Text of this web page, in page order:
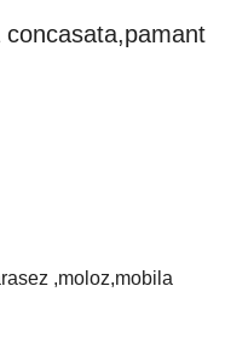
,moloz,mobila